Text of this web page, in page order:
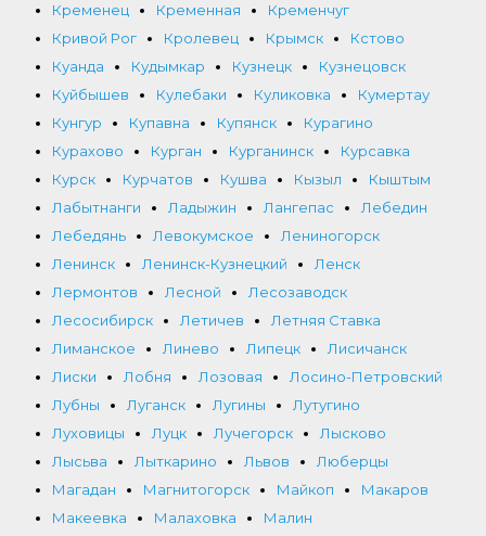
Кременец
Кременная
Кременчуг
Кривой Рог
Кролевец Крымск
Кстово
Куанда
Кудымкар Кузнецк
Кузнецовск
Куйбышев
Кулебаки Куликовка
Кумертау
Кунгур
Купавна Купянск
Курагино
Курахово
Курган Курганинск
Курсавка
Курск
Курчатов Кушва Кызыл
Кыштым
Лабытнанги
Ладыжин Лангепас
Лебедин
Лебедянь
Левокумское
Лениногорск
Ленинск
Ленинск-Кузнецкий
Ленск
Лермонтов
Лесной
Лесозаводск
Лесосибирск
Летичев
Летняя Ставка
Лиманское
Линево Липецк
Лисичанск
Лиски
Лобня Лозовая
Лосино-Петровский
Лубны
Луганск Лугины
Лутугино
Луховицы
Луцк Лучегорск
Лысково
Лысьва
Лыткарино Львов
Люберцы
Магадан
Магнитогорск Майкоп
Макаров
Макеевка
Малаховка
Малин